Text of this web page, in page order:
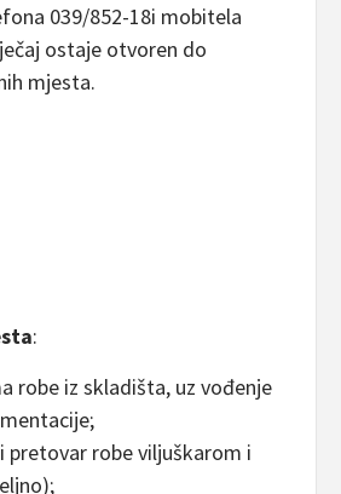
039/852-18i mobitela
ostaje otvoren do
mjesta.
:
robe iz skladišta, uz vođenje
pretovar robe viljuškarom i